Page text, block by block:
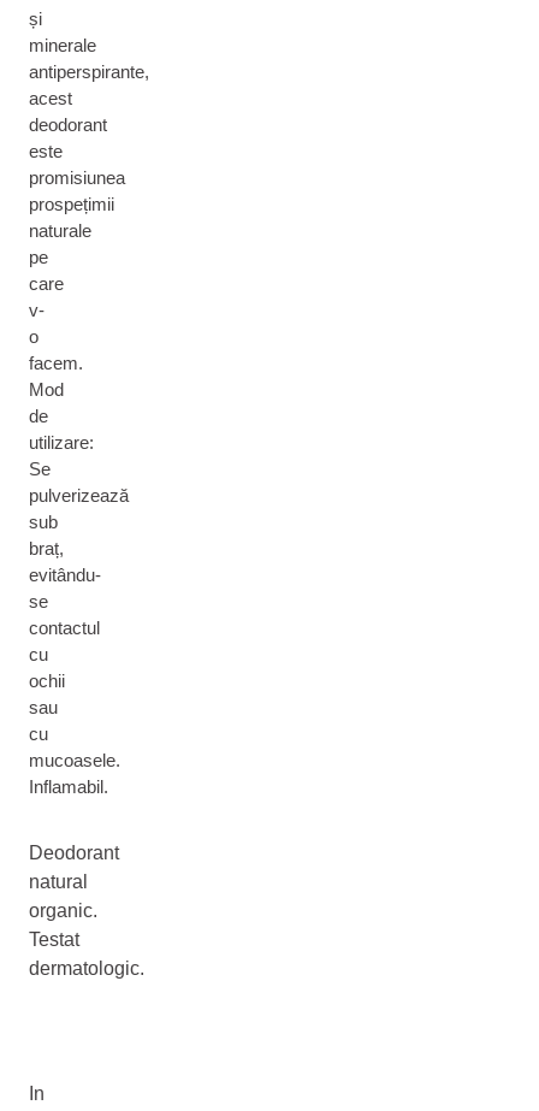
și
minerale
antiperspirante,
acest
deodorant
este
promisiunea
prospețimii
naturale
pe
care
v-
o
facem.
Mod
de
utilizare:
Se
pulverizează
sub
braț,
evitându-
se
contactul
cu
ochii
sau
cu
mucoasele.
Inflamabil.
Deodorant
natural
organic.
Testat
dermatologic.
In